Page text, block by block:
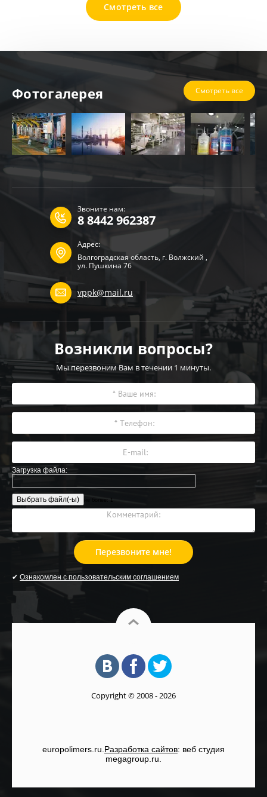
Смотреть все
Фотогалерея Смотреть все
Звоните нам:
8 8442 962387
Адрес:
Волгоградская область, г. Волжский ,
ул. Пушкина 76
vppk@mail.ru
Возникли вопросы?
Мы перезвоним Вам в течении 1 минуты.
Загрузка файла:
не более: 1
Перезвоните мне!
✔ Ознакомлен с пользовательским соглашением
Copyright © 2008 - 2026
europolimers.ru.Разработка сайтов: веб студия
megagroup.ru.